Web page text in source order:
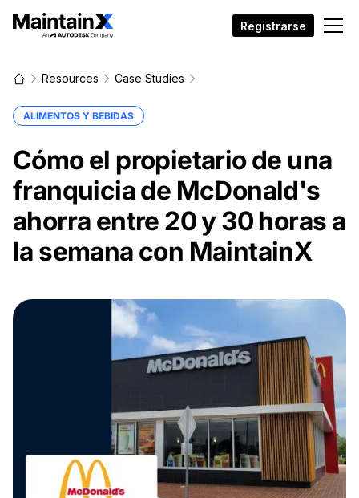
Registrarse
Resources Case Studies
ALIMENTOS Y BEBIDAS
Cómo el propietario de una
franquicia de McDonald's
ahorra entre 20 y 30 horas a
la semana con MaintainX